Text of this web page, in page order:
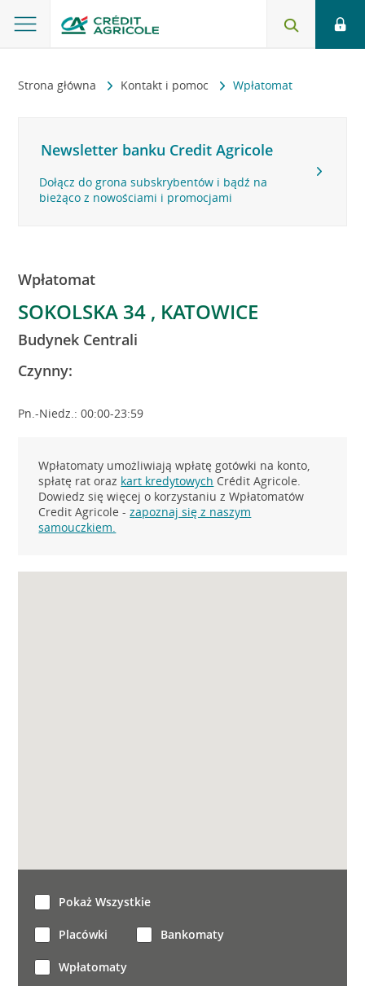
Strona główna Kontakt i pomoc Wpłatomat
Newsletter banku Credit Agricole
Dołącz do grona subskrybentów i bądź na
bieżąco z nowościami i promocjami
Wpłatomat
SOKOLSKA 34 , KATOWICE
Budynek Centrali
Czynny:
Pn.-Niedz.: 00:00-23:59
Wpłatomaty umożliwiają wpłatę gotówki na konto,
spłatę rat oraz kart kredytowych Crédit Agricole.
Dowiedz się więcej o korzystaniu z Wpłatomatów
Credit Agricole -zapoznaj się z naszym
samouczkiem.
Pokaż Wszystkie
Placówki Bankomaty
Wpłatomaty